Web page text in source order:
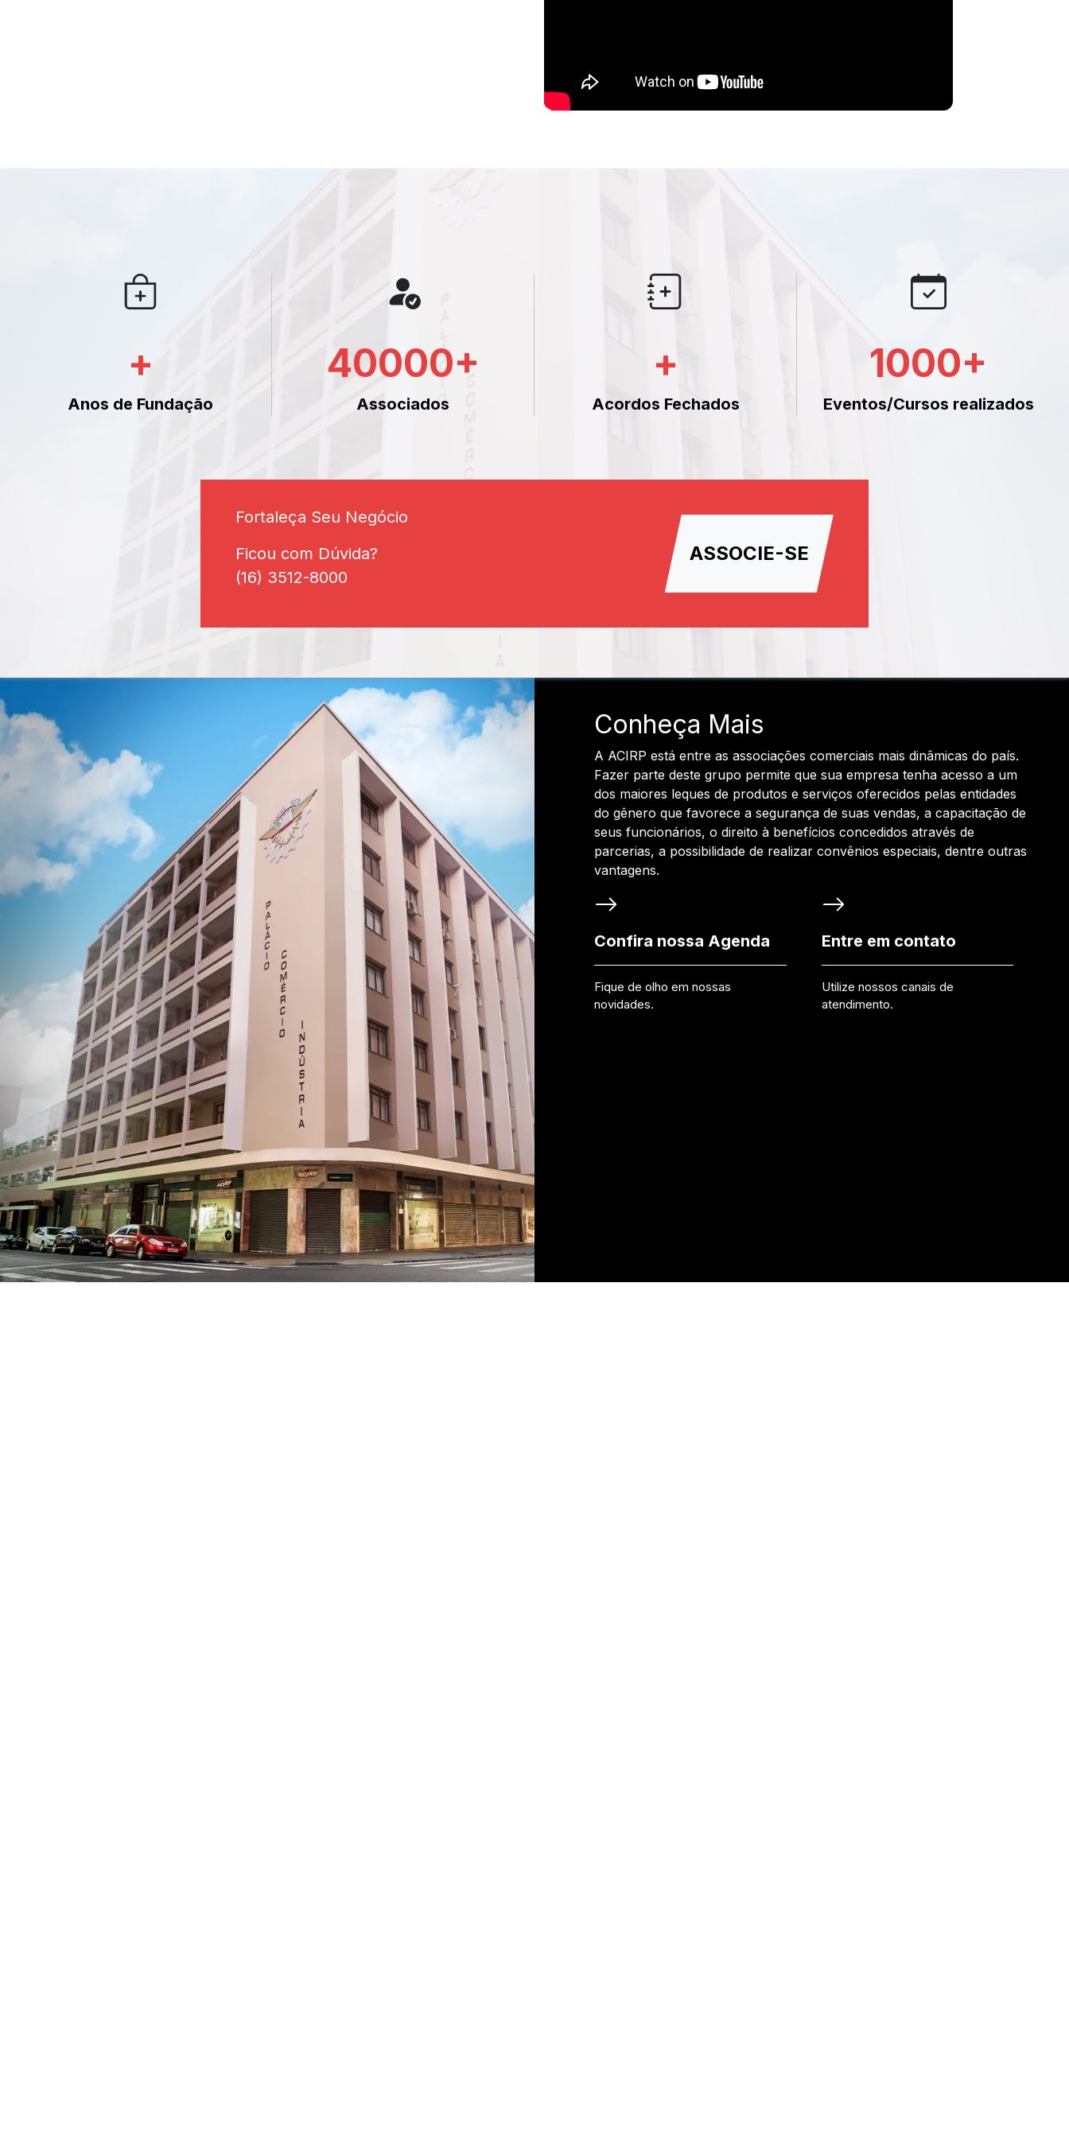
+
Anos de Fundação
40000+
Associados
+
Acordos Fechados
1000+
Eventos/Cursos realizados
Fortaleça Seu Negócio
Ficou com Dúvida?
(16) 3512-8000
ASSOCIE-SE
Conheça Mais
A ACIRP está entre as associações comerciais mais dinâmicas do país.
Fazer parte deste grupo permite que sua empresa tenha acesso a um
dos maiores leques de produtos e serviços oferecidos pelas entidades
do gênero que favorece a segurança de suas vendas, a capacitação de
seus funcionários, o direito à benefícios concedidos através de
parcerias, a possibilidade de realizar convênios especiais, dentre outras
vantagens.
Confira nossa Agenda
Fique de olho em nossas
novidades.
Entre em contato
Utilize nossos canais de
atendimento.